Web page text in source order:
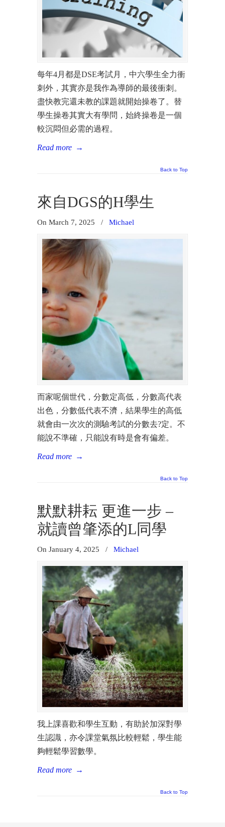
每年4月都是DSE考試月，中六學生全力衝
刺外，其實亦是我作為導師的最後衝刺。
盡快教完還未教的課題就開始操卷了。替
學生操卷其實大有學問，始終操卷是一個
較沉悶但必需的過程。
Read more →
Back to Top
來自DGS的H學生
On March 7, 2025 / Michael
而家呢個世代，分數定高低，分數高代表
出色，分數低代表不濟，結果學生的高低
就會由一次次的測驗考試的分數去?定。不
能說不準確，只能說有時是會有偏差。
Read more →
Back to Top
默默耕耘 更進一步 –
就讀曾肇添的L同學
On January 4, 2025 / Michael
我上課喜歡和學生互動，有助於加深對學
生認識，亦令課堂氣氛比較輕鬆，學生能
夠輕鬆學習數學。
Read more →
Back to Top